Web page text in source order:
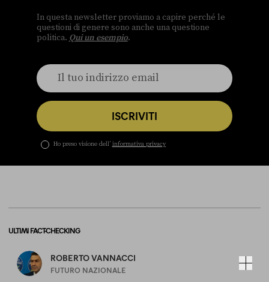
In questa newsletter proviamo a capire perché le
questioni di genere sono anche una questione
politica. Qui un esempio.
ISCRIVITI
Ho preso visione dell’ informativa privacy
ULTIMI FACT-CHECKING
ROBERTO VANNACCI
FUTURO NAZIONALE